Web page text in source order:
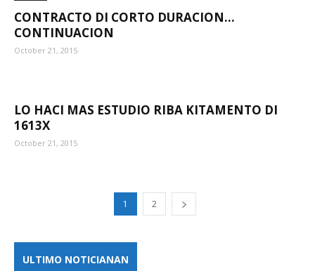
CONTRACTO DI CORTO DURACION…
CONTINUACION
October 21, 2015
LO HACI MAS ESTUDIO RIBA KITAMENTO DI
1613X
October 21, 2015
1 2
ULTIMO NOTICIANAN